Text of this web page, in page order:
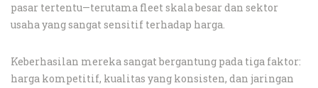
pasar tertentu—terutama fleet skala besar dan sektor
usaha yang sangat sensitif terhadap harga.
Keberhasilan mereka sangat bergantung pada tiga faktor:
harga kompetitif, kualitas yang konsisten, dan jaringan